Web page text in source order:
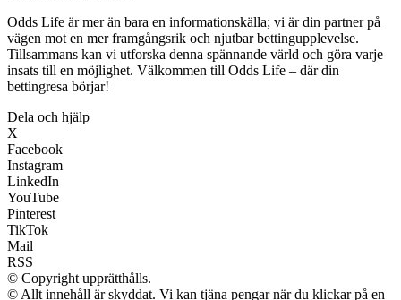
Odds Life är mer än bara en informationskälla; vi är din partner på
vägen mot en mer framgångsrik och njutbar bettingupplevelse.
Tillsammans kan vi utforska denna spännande värld och göra varje
insats till en möjlighet. Välkommen till Odds Life – där din
bettingresa börjar!
Dela och hjälp
X
Facebook
Instagram
LinkedIn
YouTube
Pinterest
TikTok
Mail
RSS
© Copyright upprätthålls.
© Allt innehåll är skyddat. Vi kan tjäna pengar när du klickar på en